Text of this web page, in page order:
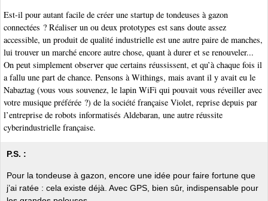
Est-il pour autant facile de créer une startup de tondeuses à gazon
connectées ? Réaliser un ou deux prototypes est sans doute assez
accessible, un produit de qualité industrielle est une autre paire de manches,
lui trouver un marché encore autre chose, quant à durer et se renouveler...
On peut simplement observer que certains réussissent, et qu’à chaque fois il
a fallu une part de chance. Pensons à Withings, mais avant il y avait eu le
Nabaztag (vous vous souvenez, le lapin WiFi qui pouvait vous réveiller avec
votre musique préférée ?) de la société française Violet, reprise depuis par
l’entreprise de robots informatisés Aldebaran, une autre réussite
cyberindustrielle française.
P.S. :
Pour la tondeuse à gazon, encore une idée pour faire fortune que
j’ai ratée : cela existe déjà. Avec GPS, bien sûr, indispensable pour